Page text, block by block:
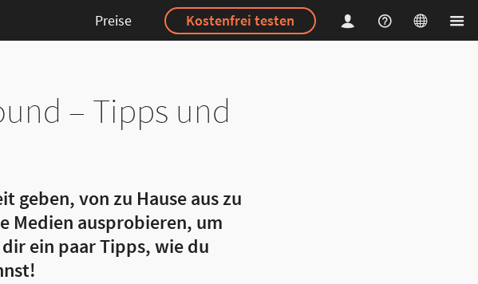
Preise Kostenfrei testen
– Tipps und
geben, von zu Hause aus zu
Medien ausprobieren, um
ein paar Tipps, wie du